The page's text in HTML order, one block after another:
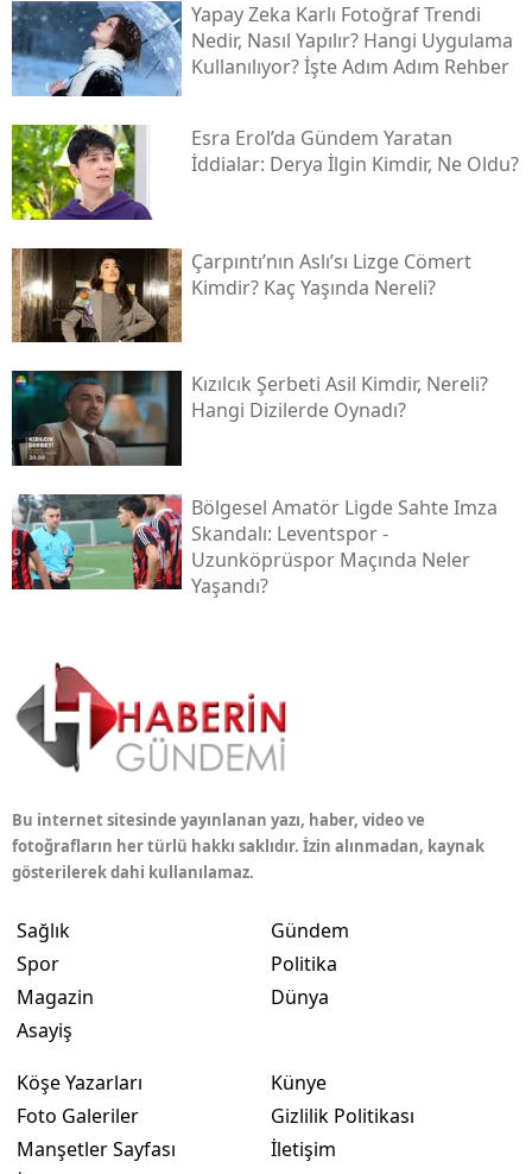
Yapay Zeka Karlı Fotoğraf Trendi
Nedir, Nasıl Yapılır? Hangi Uygulama
Kullanılıyor? İşte Adım Adım Rehber
Esra Erol’da Gündem Yaratan
İddialar: Derya İlgin Kimdir, Ne Oldu?
Çarpıntı’nın Aslı’sı Lizge Cömert
Kimdir? Kaç Yaşında Nereli?
Kızılcık Şerbeti Asil Kimdir, Nereli?
Hangi Dizilerde Oynadı?
Bölgesel Amatör Ligde Sahte Imza
Skandalı: Leventspor -
Uzunköprüspor Maçında Neler
Yaşandı?
Bu internet sitesinde yayınlanan yazı, haber, video ve
fotoğrafların her türlü hakkı saklıdır. İzin alınmadan, kaynak
gösterilerek dahi kullanılamaz.
Sağlık
Spor
Magazin
Asayiş
Gündem
Politika
Dünya
Köşe Yazarları
Foto Galeriler
Manşetler Sayfası
Künye
Gizlilik Politikası
İletişim